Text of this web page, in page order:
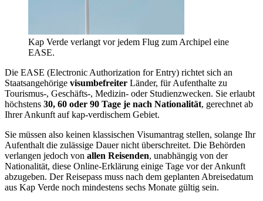
Kap Verde verlangt vor jedem Flug zum Archipel eine
EASE.
Die EASE (Electronic Authorization for Entry) richtet sich an
Staatsangehörige visumbefreiter Länder, für Aufenthalte zu
Tourismus-, Geschäfts-, Medizin- oder Studienzwecken. Sie erlaubt
höchstens 30, 60 oder 90 Tage je nach Nationalität, gerechnet ab
Ihrer Ankunft auf kap-verdischem Gebiet.
Sie müssen also keinen klassischen Visumantrag stellen, solange Ihr
Aufenthalt die zulässige Dauer nicht überschreitet. Die Behörden
verlangen jedoch von allen Reisenden, unabhängig von der
Nationalität, diese Online-Erklärung einige Tage vor der Ankunft
abzugeben. Der Reisepass muss nach dem geplanten Abreisedatum
aus Kap Verde noch mindestens sechs Monate gültig sein.